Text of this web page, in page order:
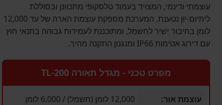
עוצמתי ודינמי, המצויד בעמוד טלסקופי מתכוונן ובסוללת
ליתיום-יון נטענת. המערכת מספקת עוצמת הארה של עד 12,000
לומן בחיבור ישיר לחשמל, ומתוכננת לעמידות גבוהה בתנאי חוץ
עם דירוג אטימות IP66 ומנגנון התקנה מהיר.
מפרט טכני - מגדל תאורה TL-200
עוצמת אור:
12,000 לומן (חשמל) / 6,000 לומן